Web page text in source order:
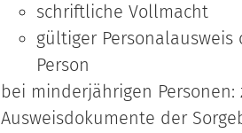
schriftliche Vollmacht
gültiger
Person
bei minderjährigen
Ausweisdokumente der